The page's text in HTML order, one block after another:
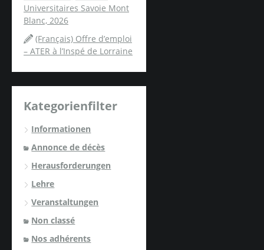
Universitaires Savoie Mont
Blanc, 2026
(Français) Offre d’emploi
– ATER à l’Inspé de Lorraine
Kategorienfilter
Informationen
Annonce de décès
Herausforderungen
Lehre
Veranstaltungen
Non classé
Nos adhérents